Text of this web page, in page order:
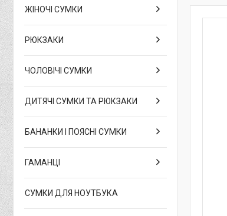
ЖІНОЧІ СУМКИ
РЮКЗАКИ
ЧОЛОВІЧІ СУМКИ
ДИТЯЧІ СУМКИ ТА РЮКЗАКИ
БАНАНКИ І ПОЯСНІ СУМКИ
ГАМАНЦІ
СУМКИ ДЛЯ НОУТБУКА